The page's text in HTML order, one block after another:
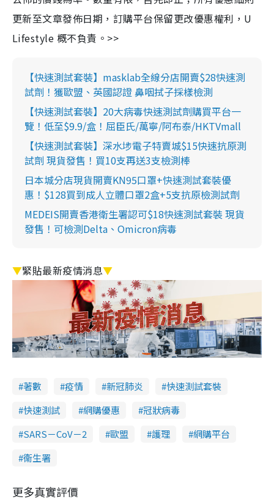
更新至文章發佈日期，訂購平台保留更改優惠權利，U
Lifestyle 概不負責。>>
【快速測試套裝】masklab全線分店開賣$28快速測
試劑！獲歐盟、英國認證 鼻咽拭子採樣檢測
【快速測試套裝】20大病毒快速測試劑購買平台一
覽！低至$9.9/盒！屈臣氏/萬寧/阿布泰/HKTVmall
【快速測試套裝】深水埗電子特賣城$15快速抗原測
試劑 現貨發售！買10支再送3支檢測棒
日本城分店現貨開賣KN95口罩+快速測試套裝優
惠！$128買到成人立體口罩2盒+5支抗原檢測試劑
MEDEIS開賣香港衛生署認可$18快速測試套裝 現貨
發售！可檢測Delta、Omicron病毒
▼緊貼最新疫情消息▼
著數 疫情 新冠肺炎
快速測試套裝
快速測試
網購優惠
冠狀病毒
SARS－CoV－2
歐盟 護理
網購平台
衞生署
更多真實評價